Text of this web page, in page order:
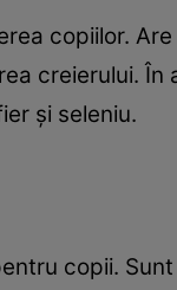
copiilor.
creierului.
şi seleniu.
copii.